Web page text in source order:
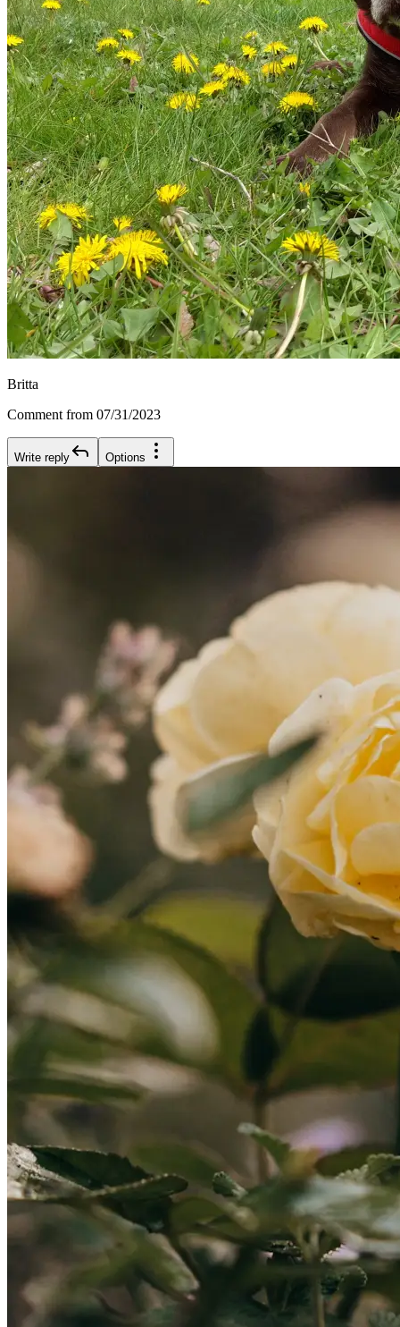
Britta
Comment from 07/31/2023
Write reply Options